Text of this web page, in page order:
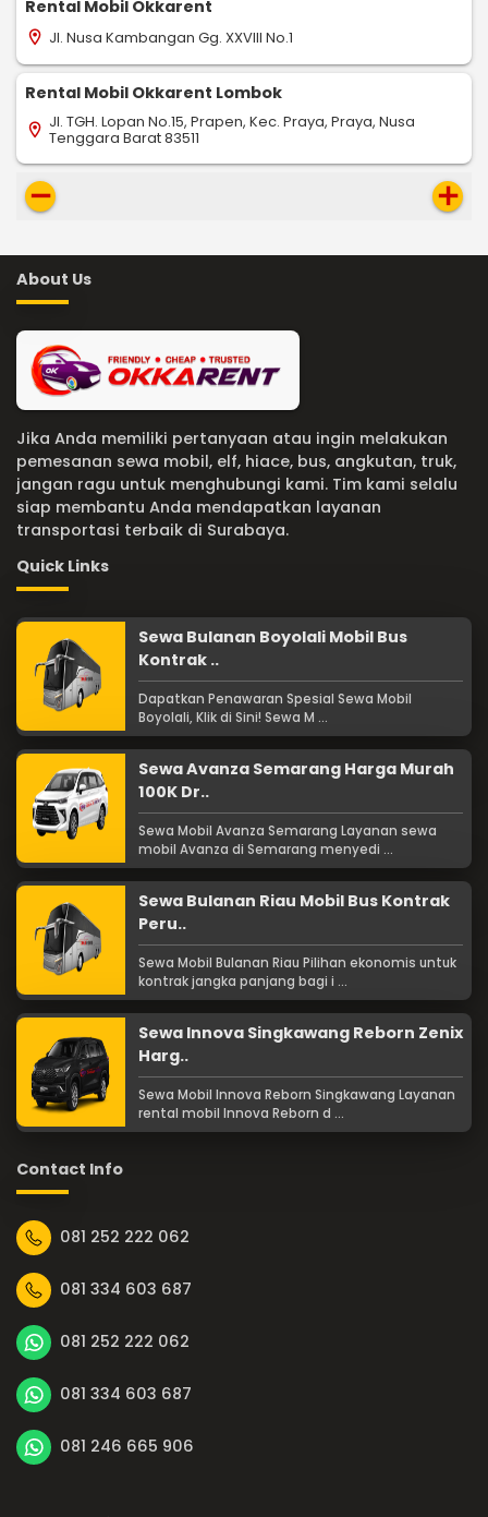
Rental Mobil Okkarent
location_on Jl. Nusa Kambangan Gg. XXVIII No.1
Rental Mobil Okkarent Lombok
location_on Jl. TGH. Lopan No.15, Prapen, Kec. Praya, Praya, Nusa
Tenggara Barat 83511
remove add
About Us
Jika Anda memiliki pertanyaan atau ingin melakukan
pemesanan sewa mobil, elf, hiace, bus, angkutan, truk,
jangan ragu untuk menghubungi kami. Tim kami selalu
siap membantu Anda mendapatkan layanan
transportasi terbaik di Surabaya.
Quick Links
Sewa Bulanan Boyolali Mobil Bus
Kontrak ..
Dapatkan Penawaran Spesial Sewa Mobil
Boyolali, Klik di Sini! Sewa M ...
Sewa Avanza Semarang Harga Murah
100K Dr..
Sewa Mobil Avanza Semarang Layanan sewa
mobil Avanza di Semarang menyedi ...
Sewa Bulanan Riau Mobil Bus Kontrak
Peru..
Sewa Mobil Bulanan Riau Pilihan ekonomis untuk
kontrak jangka panjang bagi i ...
Sewa Innova Singkawang Reborn Zenix
Harg..
Sewa Mobil Innova Reborn Singkawang Layanan
rental mobil Innova Reborn d ...
Contact Info
081 252 222 062
081 334 603 687
081 252 222 062
081 334 603 687
081 246 665 906